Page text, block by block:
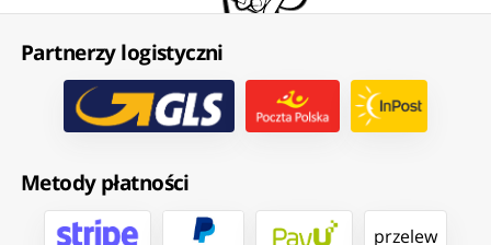
Partnerzy logistyczni
Metody płatności
przelew